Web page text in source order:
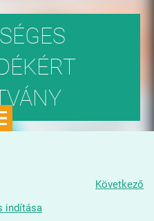
Következő
indítása